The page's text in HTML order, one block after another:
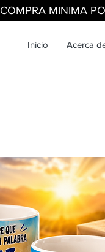
COMPRA MINIMA
Inicio Acerca